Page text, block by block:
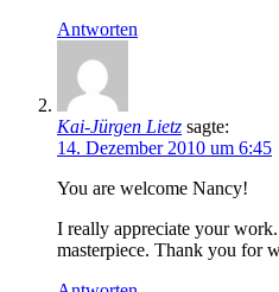
Antworten
Kai-Jürgen Lietz sagte:
14. Dezember 2010 um 6:45
You are welcome Nancy!
I really appreciate your
masterpiece. Thank you for